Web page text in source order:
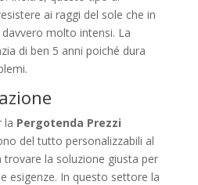
ai raggi del sole che in
molto intensi. La
di ben 5 anni poiché dura
la Pergotenda Prezzi
del tutto personalizzabili al
trovare la soluzione giusta per
esigenze. In questo settore la